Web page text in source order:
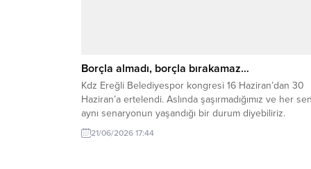
Borçla almadı, borçla bırakamaz…
Kdz Ereğli Belediyespor kongresi 16 Haziran’dan 30
Haziran’a ertelendi. Aslında şaşırmadığımız ve her
aynı senaryonun yaşandığı bir durum diyebiliriz.
21/06/2026 17:44